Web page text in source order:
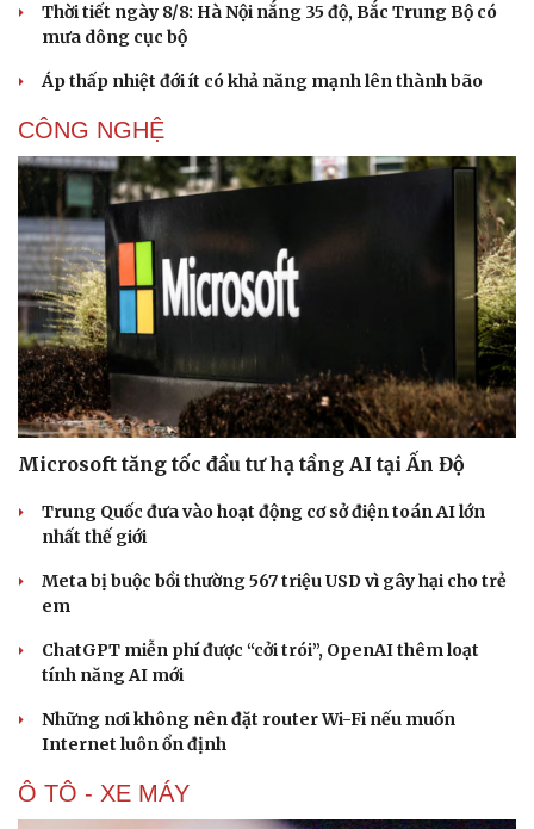
Văn hóa
Sân khấu - Điện ảnh
Văn học
Âm nhạc
Di sản
Thời trang
Thời tiết ngày 8/8: Hà Nội nắng 35 độ, Bắc Trung Bộ có
mưa dông cục bộ
Áp thấp nhiệt đới ít có khả năng mạnh lên thành bão
CÔNG NGHỆ
Microsoft tăng tốc đầu tư hạ tầng AI tại Ấn Độ
Trung Quốc đưa vào hoạt động cơ sở điện toán AI lớn
nhất thế giới
Meta bị buộc bồi thường 567 triệu USD vì gây hại cho trẻ
em
ChatGPT miễn phí được “cởi trói”, OpenAI thêm loạt
tính năng AI mới
Những nơi không nên đặt router Wi-Fi nếu muốn
Internet luôn ổn định
Ô TÔ - XE MÁY